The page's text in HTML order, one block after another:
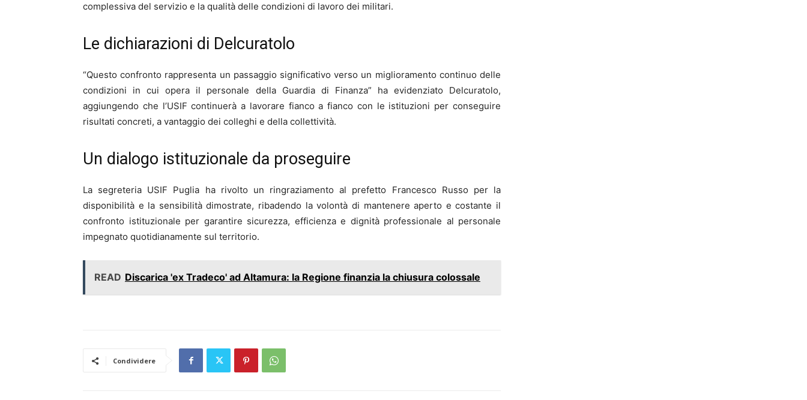
complessiva del servizio e la qualità delle condizioni di lavoro dei militari.
Le dichiarazioni di Delcuratolo
“Questo confronto rappresenta un passaggio significativo verso un miglioramento continuo delle
condizioni in cui opera il personale della Guardia di Finanza” ha evidenziato Delcuratolo,
aggiungendo che l’USIF continuerà a lavorare fianco a fianco con le istituzioni per conseguire
risultati concreti, a vantaggio dei colleghi e della collettività.
Un dialogo istituzionale da proseguire
La segreteria USIF Puglia ha rivolto un ringraziamento al prefetto Francesco Russo per la
disponibilità e la sensibilità dimostrate, ribadendo la volontà di mantenere aperto e costante il
confronto istituzionale per garantire sicurezza, efficienza e dignità professionale al personale
impegnato quotidianamente sul territorio.
READ Discarica 'ex Tradeco' ad Altamura: la Regione finanzia la chiusura colossale
Condividere